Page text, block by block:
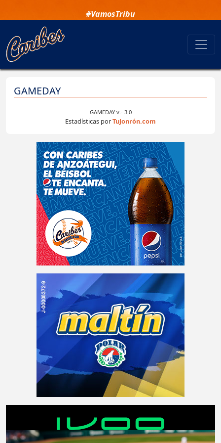
#VamosTribu
GAMEDAY
GAMEDAY v.- 3.0
Estadísticas porTuJonrón.com